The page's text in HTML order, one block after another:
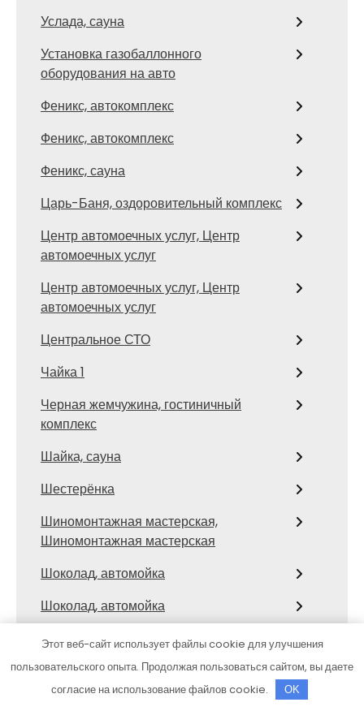
Услада, сауна
Установка газобаллонного
оборудования на авто
Феникс, автокомплекс
Феникс, автокомплекс
Феникс, сауна
Царь-Баня, оздоровительный комплекс
Центр автомоечных услуг, Центр
автомоечных услуг
Центр автомоечных услуг, Центр
автомоечных услуг
Центральное СТО
Чайка 1
Черная жемчужина, гостиничный
комплекс
Шайка, сауна
Шестерёнка
Шиномонтажная мастерская,
Шиномонтажная мастерская
Шоколад, автомойка
Шоколад, автомойка
Эврика, сауна
ЭкоТандыр
Этот веб-сайт использует файлы cookie для улучшения
пользовательского опыта. Продолжая пользоваться сайтом, вы даете
согласие на использование файлов cookie.
OK